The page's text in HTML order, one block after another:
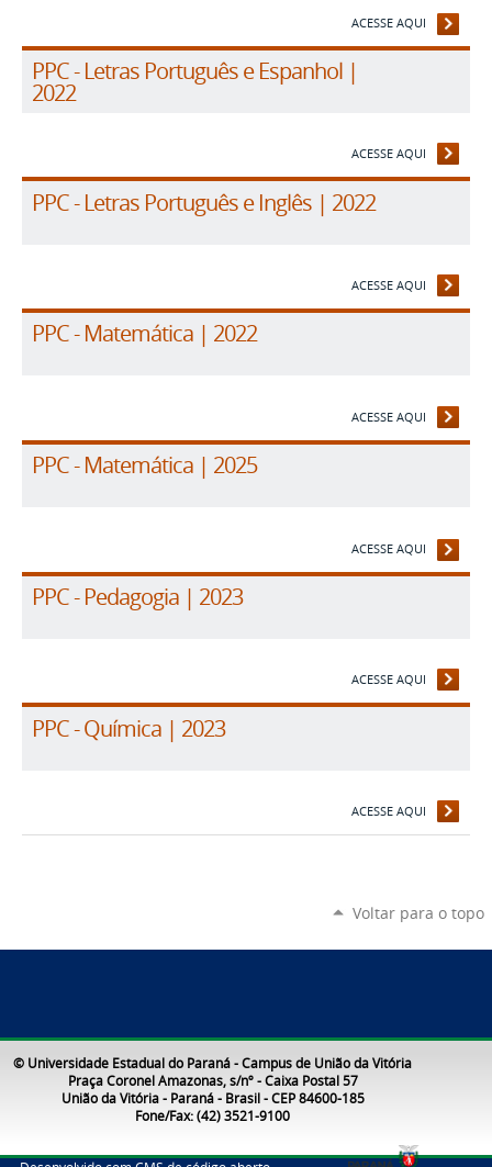
ACESSE AQUI
PPC - Letras Português e Espanhol |
2022
ACESSE AQUI
PPC - Letras Português e Inglês | 2022
ACESSE AQUI
PPC - Matemática | 2022
ACESSE AQUI
PPC - Matemática | 2025
ACESSE AQUI
PPC - Pedagogia | 2023
ACESSE AQUI
PPC - Química | 2023
ACESSE AQUI
Voltar para o topo
© Universidade Estadual do Paraná - Campus de União da Vitória
Praça Coronel Amazonas, s/nº - Caixa Postal 57
União da Vitória - Paraná - Brasil - CEP 84600-185
Fone/Fax: (42) 3521-9100